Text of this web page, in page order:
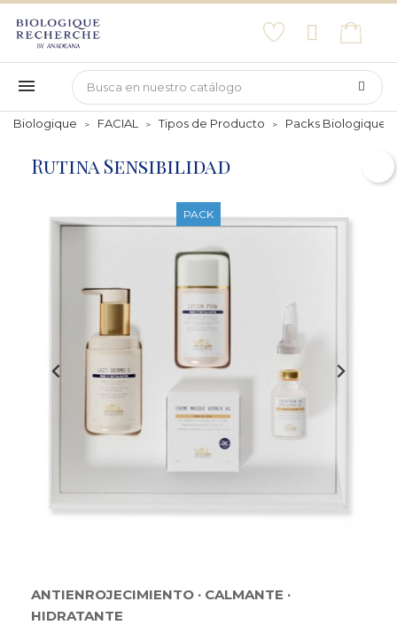
Biologique FACIAL Tipos de Producto Packs Biologique
Rutina Sensibilidad
PACK
ANTIENROJECIMIENTO · CALMANTE ·
HIDRATANTE